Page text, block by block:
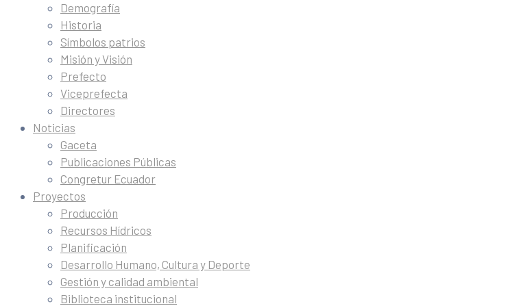
Demografía
Historia
Símbolos patrios
Misión y Visión
Prefecto
Viceprefecta
Directores
Noticias
Gaceta
Publicaciones Públicas
Congretur Ecuador
Proyectos
Producción
Recursos Hídricos
Planificación
Desarrollo Humano, Cultura y Deporte
Gestión y calidad ambiental
Biblioteca institucional